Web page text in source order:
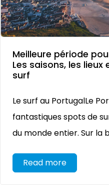
Meilleure période
Les saisons, les
surf
Le surf au PortugalLe
fantastiques spots de
du monde entier. Sur la
Read more